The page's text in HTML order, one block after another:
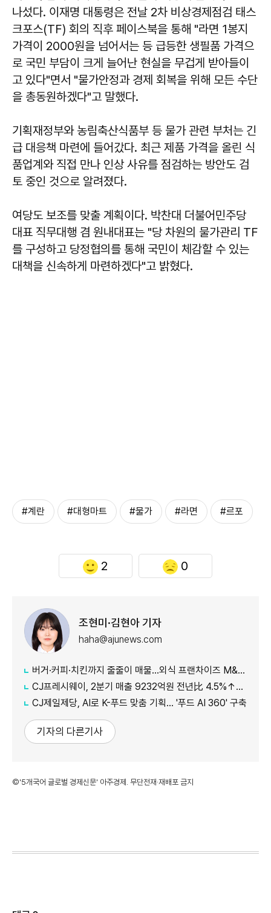
나섰다. 이재명 대통령은 전날 2차 비상경제점검 태스
크포스(TF) 회의 직후 페이스북을 통해 "라면 1봉지
가격이 2000원을 넘어서는 등 급등한 생필품 가격으
로 국민 부담이 크게 늘어난 현실을 무겁게 받아들이
고 있다"면서 "물가안정과 경제 회복을 위해 모든 수단
을 총동원하겠다"고 말했다.
기획재정부와 농림축산식품부 등 물가 관련 부처는 긴
급 대응책 마련에 들어갔다. 최근 제품 가격을 올린 식
품업계와 직접 만나 인상 사유를 점검하는 방안도 검
토 중인 것으로 알려졌다.
여당도 보조를 맞출 계획이다. 박찬대 더불어민주당
대표 직무대행 겸 원내대표는 "당 차원의 물가관리 TF
를 구성하고 당정협의를 통해 국민이 체감할 수 있는
대책을 신속하게 마련하겠다"고 밝혔다.
#계란 #대형마트 #물가 #라면 #르포
2 0
조현미·김현아 기자
haha@ajunews.com
버거·커피·치킨까지 줄줄이 매물…외식 프랜차이즈 M&A '활기'
CJ프레시웨이, 2분기 매출 9232억원 전년比 4.5%↑…'식봄' 성장세 뚜렷
CJ제일제당, AI로 K-푸드 맞춤 기획… '푸드 AI 360' 구축
기자의 다른기사
©'5개국어 글로벌 경제신문' 아주경제. 무단전재·재배포 금지